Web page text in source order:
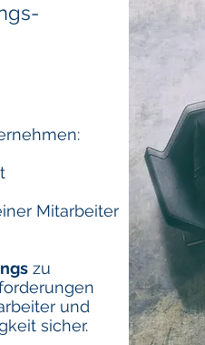
Mitarbeiter
zu
und
sicher.